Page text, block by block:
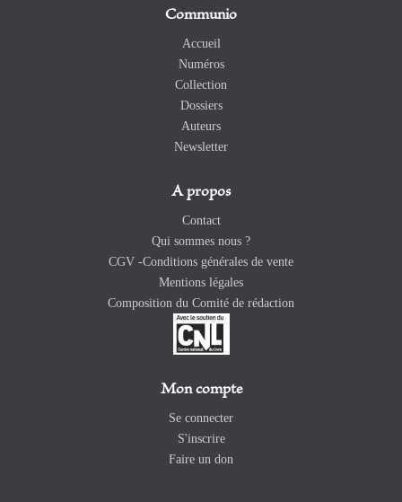
Communio
Accueil
Numéros
Collection
Dossiers
Auteurs
Newsletter
A propos
Contact
Qui sommes nous ?
CGV -Conditions générales de vente
Mentions légales
Composition du Comité de rédaction
Mon compte
Se connecter
S'inscrire
Faire un don